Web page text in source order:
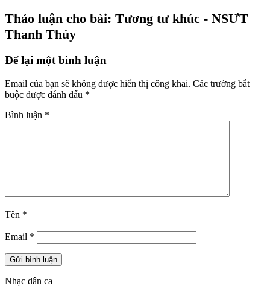
Thảo luận cho bài: Tương tư khúc - NSƯT
Thanh Thúy
Để lại một bình luận
Email của bạn sẽ không được hiển thị công khai. Các trường bắt
buộc được đánh dấu *
Bình luận *
Tên *
Email *
Nhạc dân ca